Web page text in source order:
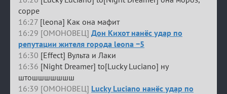
сорре
16:27 [leona] Как она мафит
16:29 [ОМОНОВЕЦ] Дон Кихот нанёс удар по
репутации жителя города leona −5
16:30 [Effect] Вульта и Лаки
16:36 [Night Dreamer] to[Lucky Luciano] ну
штошшшшшшш
16:39 [ОМОНОВЕЦ] Lucky Luciano нанёс удар по